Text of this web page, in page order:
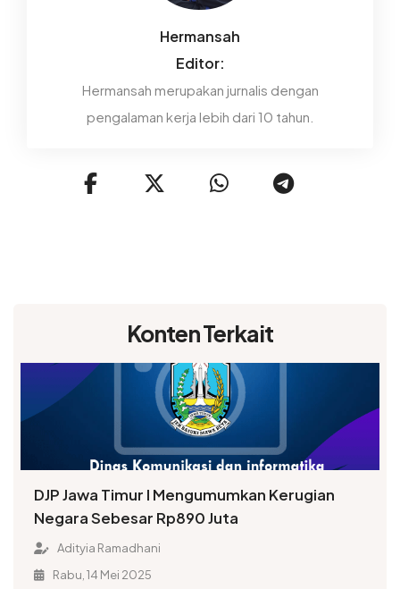
Hermansah
Editor:
Hermansah merupakan jurnalis dengan
pengalaman kerja lebih dari 10 tahun.
Konten Terkait
DJP Jawa Timur I Mengumumkan Kerugian
Negara Sebesar Rp890 Juta
Adityia Ramadhani
Rabu, 14 Mei 2025